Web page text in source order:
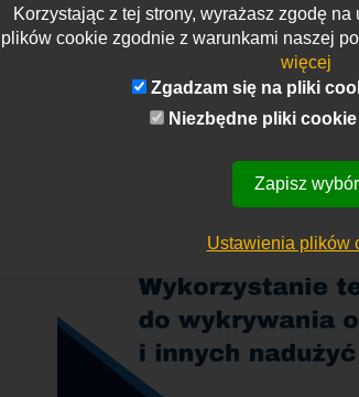
Korzystając z tej strony, wyrażasz zgodę
plików cookie zgodnie z warunkami naszej
więcej
Zgadzam się na pliki
Niezbędne pliki
Zapisz wybór
Ustawienia plików